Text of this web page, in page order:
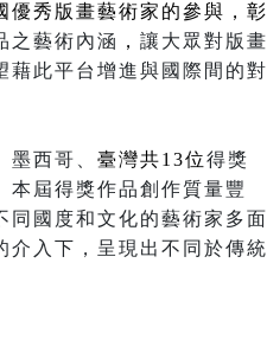
優秀版畫藝術家的參與，彰
之藝術內涵 ， 讓大眾對版畫
藉此平台增進與國際間的對
西哥、 臺灣共13位得獎
本屆得獎作品創作質量豐
同國度和文化的藝術家多面
介入下，呈現出不同於傳統